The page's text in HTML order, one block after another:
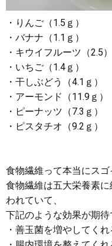
・りんご（1.5ｇ）
・バナナ（1.1ｇ）
・キウイフルーツ（2.5）
・いちご（1.4ｇ）
・干しぶどう（4.1ｇ）
・アーモンド（11.9ｇ）
・ピーナッツ（7.3ｇ）
・ピスタチオ（9.2ｇ）
食物繊維って本当にスゴ
食物繊維は五大栄養素
われていて、
下記のような効果が期待
・善玉菌を増やしてくれ